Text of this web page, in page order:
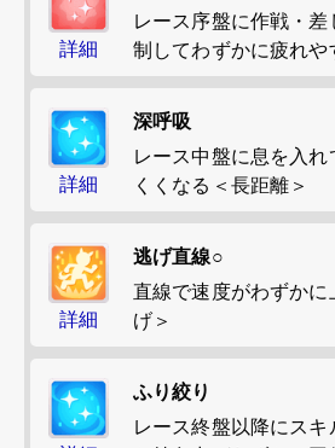
詳細
レース序盤に作戦・
制してわずかに疲れや
詳細
深呼吸
レース中盤に息を入
くくなる＜長距離＞
詳細
逃げ直線○
直線で速度がわずか
げ＞
ふり絞り
レース終盤以降にス